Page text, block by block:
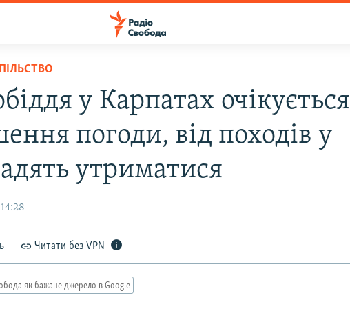
у Карпатах очікується
погоди, від походів у
утриматися
Читати без VPN
як бажане джерело в Google